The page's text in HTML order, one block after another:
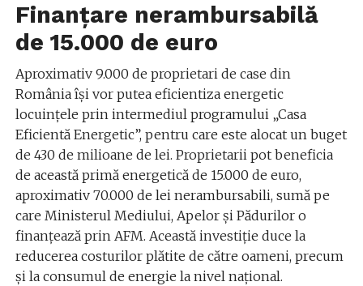
Finanțare nerambursabilă
de 15.000 de euro
Aproximativ 9.000 de proprietari de case din
România îşi vor putea eficientiza energetic
locuinţele prin intermediul programului „Casa
Eficientă Energetic”, pentru care este alocat un buget
de 430 de milioane de lei. Proprietarii pot beneficia
de această primă energetică de 15.000 de euro,
aproximativ 70.000 de lei nerambursabili, sumă pe
care Ministerul Mediului, Apelor şi Pădurilor o
finanţează prin AFM. Această investiție duce la
reducerea costurilor plătite de către oameni, precum
și la consumul de energie la nivel național.